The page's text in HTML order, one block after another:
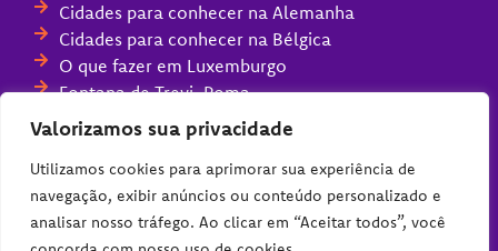
Valorizamos sua privacidade
Utilizamos cookies para aprimorar sua experiência de
navegação, exibir anúncios ou conteúdo personalizado e
analisar nosso tráfego. Ao clicar em “Aceitar todos”, você
Cidades para conhecer na Alemanha
Cidades para conhecer na Bélgica
O que fazer em Luxemburgo
Fontana de Trevi, Roma
Melhores parques de diversões da Europa
Compras na Alemanha (guia completo)